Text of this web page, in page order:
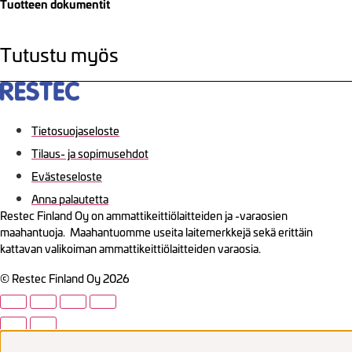
Tuotteen dokumentit
Tutustu myös
Tietosuojaseloste
Tilaus- ja sopimusehdot
Evästeseloste
Anna palautetta
Restec Finland Oy on ammattikeittiölaitteiden ja -varaosien
maahantuoja. Maahantuomme useita laitemerkkejä sekä erittäin
kattavan valikoiman ammattikeittiölaitteiden varaosia.
© Restec Finland Oy 2026